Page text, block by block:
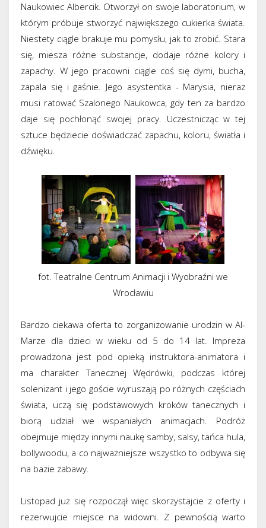
Naukowiec Albercik. Otworzył on swoje laboratorium, w
którym próbuje stworzyć największego cukierka świata.
Niestety ciągle brakuje mu pomysłu, jak to zrobić. Stara
się, miesza różne substancje, dodaje różne kolory i
zapachy. W jego pracowni ciągle coś się dymi, bucha,
zapala się i gaśnie. Jego asystentka - Marysia, nieraz
musi ratować Szalonego Naukowca, gdy ten za bardzo
daje się pochłonąć swojej pracy. Uczestnicząc w tej
sztuce będziecie doświadczać zapachu, koloru, światła i
dźwięku.
fot. Teatralne Centrum Animacji i Wyobraźni we
Wrocławiu
Bardzo ciekawa oferta to zorganizowanie urodzin w Al-
Marze dla dzieci w wieku od 5 do 14 lat. Impreza
prowadzona jest pod opieką instruktora-animatora i
ma charakter Tanecznej Wędrówki, podczas której
solenizant i jego goście wyruszają po różnych częściach
świata, uczą się podstawowych kroków tanecznych i
biorą udział we wspaniałych animacjach. Podróż
obejmuje między innymi naukę samby, salsy, tańca hula,
bollywoodu, a co najważniejsze wszystko to odbywa się
na bazie zabawy.
Listopad już się rozpoczął więc skorzystajcie z oferty i
rezerwujcie miejsce na widowni. Z pewnością warto